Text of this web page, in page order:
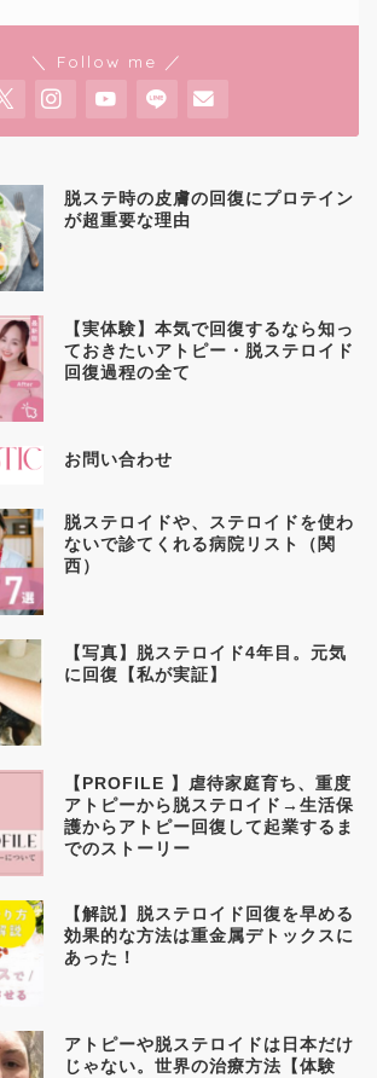
＼ Follow me ／
脱ステ時の皮膚の回復にプロテイン
が超重要な理由
【実体験】本気で回復するなら知っ
ておきたいアトピー・脱ステロイド
回復過程の全て
お問い合わせ
脱ステロイドや、ステロイドを使わ
ないで診てくれる病院リスト（関
西）
【写真】脱ステロイド4年目。元気
に回復【私が実証】
【PROFILE 】虐待家庭育ち、重度
アトピーから脱ステロイド→生活保
護からアトピー回復して起業するま
でのストーリー
【解説】脱ステロイド回復を早める
効果的な方法は重金属デトックスに
あった！
アトピーや脱ステロイドは日本だけ
じゃない。世界の治療方法【体験